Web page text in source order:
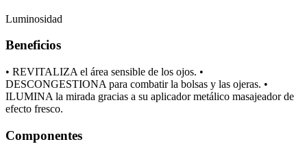
Luminosidad
Beneficios
• REVITALIZA el área sensible de los ojos. •
DESCONGESTIONA para combatir la bolsas y las ojeras. •
ILUMINA la mirada gracias a su aplicador metálico masajeador de
efecto fresco.
Componentes